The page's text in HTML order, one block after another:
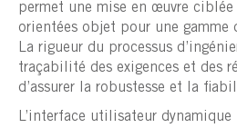
permet une mise en œuvre ciblée
orientées objet pour une gamme
La rigueur du processus
traçabilité des exigences et des
d’assurer la robustesse et la
L’interface utilisateur